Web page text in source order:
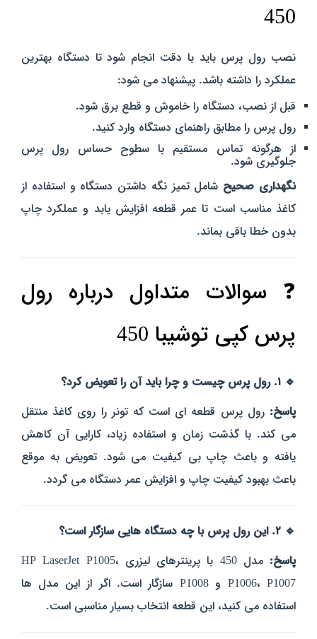
450
نصب رول پرس باید با دقت انجام شود تا دستگاه بهترین
عملکرد را داشته باشد. پیشنهاد می‌ شود:
قبل از نصب، دستگاه را خاموش و قطع برق شود.
رول پرس را مطابق راهنمای دستگاه وارد کنید.
از هرگونه تماس مستقیم با سطوح حساس رول پرس
جلوگیری شود.
نگهداری صحیح شامل تمیز نگه داشتن دستگاه و استفاده از
کاغذ مناسب است تا عمر قطعه افزایش یابد و عملکرد چاپ
بدون خطا باقی بماند.
❓ سوالات متداول درباره رول
پرس کپی توشیبا 450
🔹 ۱. رول پرس چیست و چرا باید آن را تعویض کرد؟
پاسخ: رول پرس قطعه‌ ای است که تونر را روی کاغذ منتقل
می‌ کند. با گذشت زمان و استفاده زیاد، کارایی آن کاهش
یافته و باعث چاپ بی‌ کیفیت می‌ شود. تعویض به‌ موقع
باعث بهبود کیفیت چاپ و افزایش عمر دستگاه می‌ گردد.
🔹 ۲. این رول پرس با چه دستگاه‌ هایی سازگار است؟
پاسخ:
مدل 450 با پرینترهای لیزری HP LaserJet P1005،
P1006، P1007 و P1008
سازگار است. اگر از این مدل‌ ها
استفاده می‌ کنید، این قطعه انتخاب بسیار مناسبی است.